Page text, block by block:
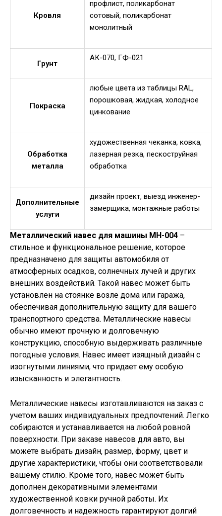
Кровля
профлист, поликарбонат
сотовый, поликарбонат
монолитный
Грунт
АК-070, ГФ-021
Покраска
любые цвета из таблицы RAL,
порошковая, жидкая, холодное
цинкование
Обработка
металла
художественная чеканка, ковка,
лазерная резка, пескоструйная
обработка
Дополнительные
услуги
дизайн проект, выезд инженер-
замерщика, монтажные работы
Металлический навес для машины МН-004 –
стильное и функциональное решение, которое
предназначено для защиты автомобиля от
атмосферных осадков, солнечных лучей и других
внешних воздействий. Такой навес может быть
установлен на стоянке возле дома или гаража,
обеспечивая дополнительную защиту для вашего
транспортного средства. Металлические навесы
обычно имеют прочную и долговечную
конструкцию, способную выдерживать различные
погодные условия. Навес имеет изящный дизайн с
изогнутыми линиями, что придает ему особую
изысканность и элегантность.
Металлические навесы изготавливаются на заказ с
учетом ваших индивидуальных предпочтений. Легко
собираются и устанавливается на любой ровной
поверхности. При заказе навесов для авто, вы
можете выбрать дизайн, размер, форму, цвет и
другие характеристики, чтобы они соответствовали
вашему стилю. Кроме того, навес может быть
дополнен декоративными элементами
художественной ковки ручной работы. Их
долговечность и надежность гарантируют долгий